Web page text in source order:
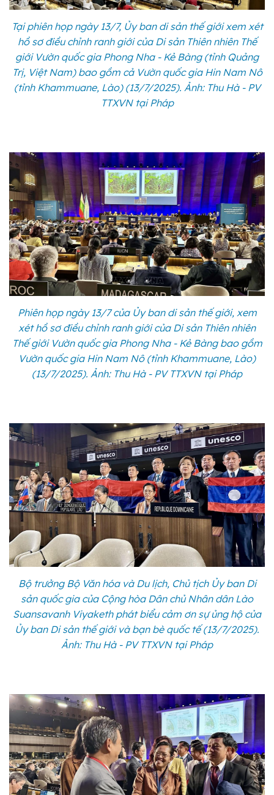
Tại phiên họp ngày 13/7, Ủy ban di sản thế giới xem xét
hồ sơ điều chỉnh ranh giới của Di sản Thiên nhiên Thế
giới Vườn quốc gia Phong Nha - Kẻ Bàng (tỉnh Quảng
Trị, Việt Nam) bao gồm cả Vườn quốc gia Hin Nam Nô
(tỉnh Khammuane, Lào) (13/7/2025). Ảnh: Thu Hà - PV
TTXVN tại Pháp
Phiên họp ngày 13/7 của Ủy ban di sản thế giới, xem
xét hồ sơ điều chỉnh ranh giới của Di sản Thiên nhiên
Thế giới Vườn quốc gia Phong Nha - Kẻ Bàng bao gồm
Vườn quốc gia Hin Nam Nô (tỉnh Khammuane, Lào)
(13/7/2025). Ảnh: Thu Hà - PV TTXVN tại Pháp
Bộ trưởng Bộ Văn hóa và Du lịch, Chủ tịch Ủy ban Di
sản quốc gia của Cộng hòa Dân chủ Nhân dân Lào
Suansavanh Viyaketh phát biểu cảm ơn sự ủng hộ của
Ủy ban Di sản thế giới và bạn bè quốc tế (13/7/2025).
Ảnh: Thu Hà - PV TTXVN tại Pháp